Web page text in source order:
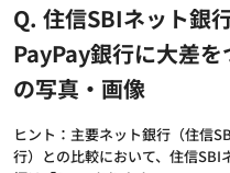
Q. 住信SBIネット銀
PayPay銀行に大差
の写真・画像
ヒント：主要ネット銀行（住信
行）との比較において、住信